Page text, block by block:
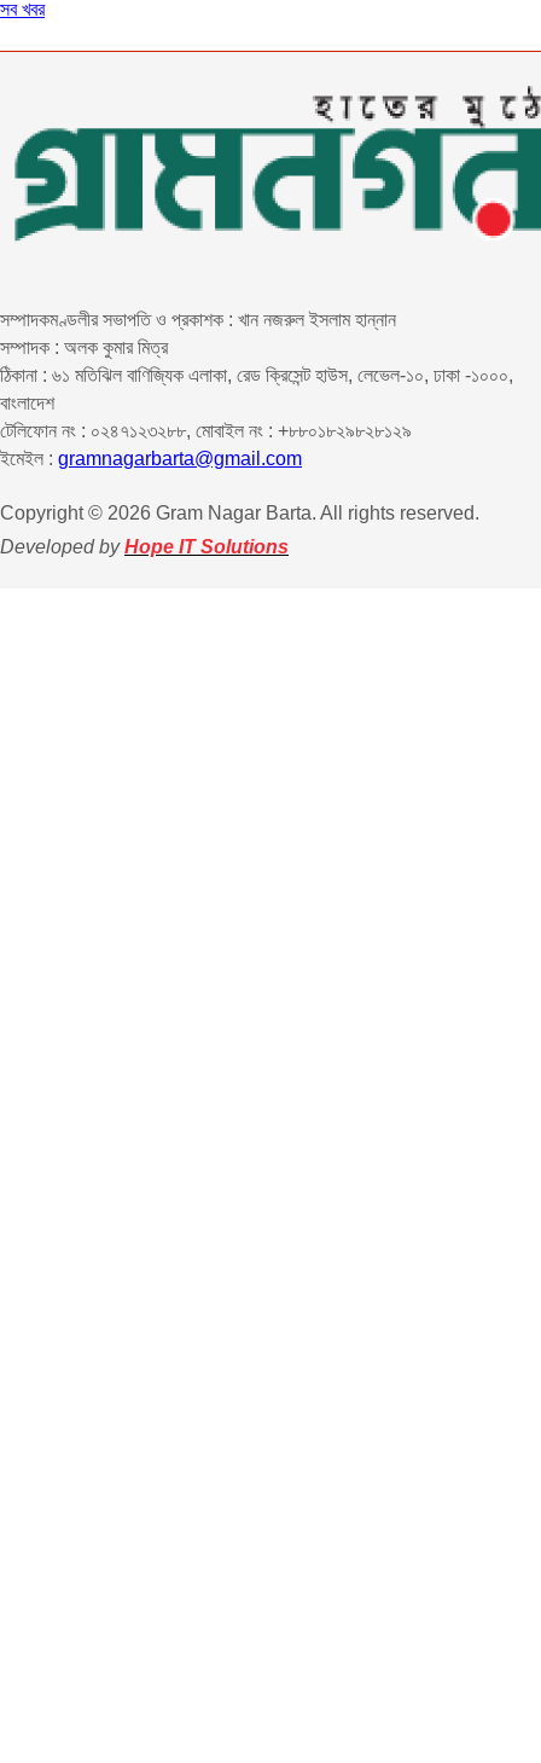
সব খবর
সম্পাদকমণ্ডলীর সভাপতি ও প্রকাশক : খান নজরুল ইসলাম হান্নান
সম্পাদক : অলক কুমার মিত্র
ঠিকানা : ৬১ মতিঝিল বাণিজ্যিক এলাকা, রেড ক্রিসেন্ট হাউস, লেভেল-১০, ঢাকা -১০০০,
বাংলাদেশ
টেলিফোন নং : ০২৪৭১২৩২৮৮, মোবাইল নং : +৮৮০১৮২৯৮২৮১২৯
ইমেইল : gramnagarbarta@gmail.com
Copyright © 2026 Gram Nagar Barta. All rights reserved.
Developed byHope IT Solutions